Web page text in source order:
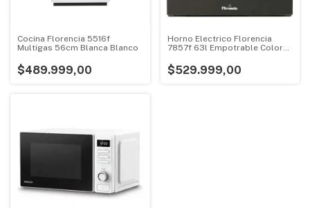
Cocina Florencia 5516f
Multigas 56cm Blanca Blanco
$489.999,00
Horno Electrico Florencia
7857f 63l Empotrable Color
$529.999,00